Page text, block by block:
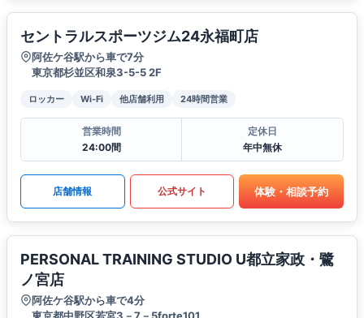
セントラルスポーツジム24永福町店
阿佐ケ谷駅から車で7分
東京都杉並区和泉3-5-5 2F
ロッカー Wi-Fi 他店舗利用 24時間営業
営業時間
24:00間
定休日
年中無休
店舗情報 公式サイト 体験・相談予約
PERSONAL TRAINING STUDIO U都立家政・鷺
ノ宮店
阿佐ケ谷駅から車で4分